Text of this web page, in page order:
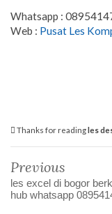
Whatsapp :
Web : Pusat Les
Thanks for readingles
Previous
les excel di bogor
hub whatsapp